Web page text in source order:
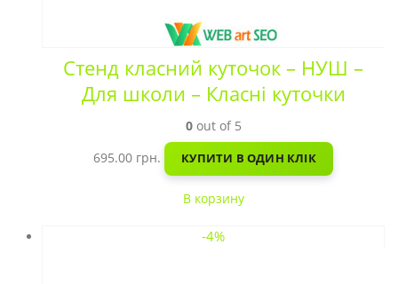
Стенд класний куточок – НУШ –
Для школи – Класні куточки
0out of 5
695.00 грн. КУПИТИ В ОДИН КЛІК
В корзину
-4%